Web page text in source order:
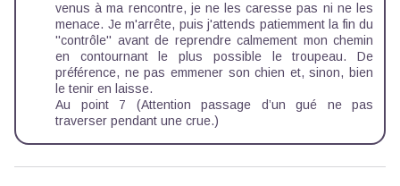
venus à ma rencontre, je ne les caresse pas ni ne les
menace. Je m'arrête, puis j'attends patiemment la fin du
''contrôle'' avant de reprendre calmement mon chemin
en contournant le plus possible le troupeau. De
préférence, ne pas emmener son chien et, sinon, bien
le tenir en laisse.
Au point 7 (Attention passage d’un gué ne pas
traverser pendant une crue.)